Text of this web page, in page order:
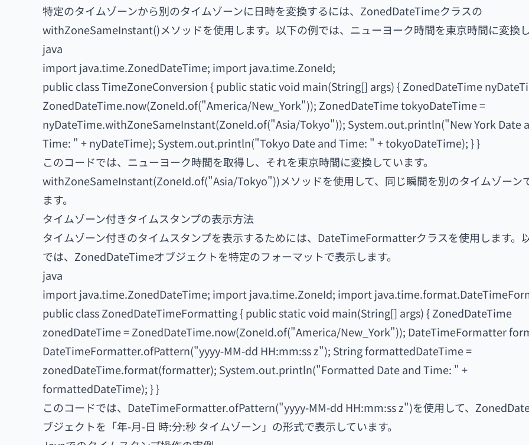
特定のタイムゾーンから別のタイムゾーンに日時を変換するには、ZonedDateTimeクラスの
withZoneSameInstant()メソッドを使用します。以下の例では、ニューヨーク時間を東京時間に変換し
java
import java.time.ZonedDateTime; import java.time.ZoneId;
public class TimeZoneConversion { public static void main(String[] args) { ZonedDateTime
ZonedDateTime.now(ZoneId.of("America/New_York")); ZonedDateTime tokyoDateTime =
nyDateTime.withZoneSameInstant(ZoneId.of("Asia/Tokyo")); System.out.println("New York Date
Time: " + nyDateTime); System.out.println("Tokyo Date and Time: " + tokyoDateTime); } }
このコードでは、ニューヨーク時間を取得し、それを東京時間に変換しています。
withZoneSameInstant(ZoneId.of("Asia/Tokyo"))メソッドを使用して、同じ瞬間を別のタイムゾーン
ます。
タイムゾーン付きタイムスタンプの表示方法
タイムゾーン付きのタイムスタンプを表示するためには、DateTimeFormatterクラスを使用します。
では、ZonedDateTimeオブジェクトを特定のフォーマットで表示します。
java
import java.time.ZonedDateTime; import java.time.ZoneId; import
public class ZonedDateTimeFormatting { public static void main(String[] args) { ZonedDateTime
zonedDateTime = ZonedDateTime.now(ZoneId.of("America/New_York")); DateTimeFormatter
DateTimeFormatter.ofPattern("yyyy-MM-dd HH:mm:ss z"); String formattedDateTime =
zonedDateTime.format(formatter); System.out.println("Formatted Date and Time: " +
formattedDateTime); } }
このコードでは、DateTimeFormatter.ofPattern("yyyy-MM-dd HH:mm:ss z")を使用して、
ブジェクトを「年-月-日 時:分:秒 タイムゾーン」の形式で表示しています。